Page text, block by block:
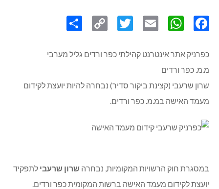
Link
כפרניק אתר אינטרנט קהילתי כפר ורדים גליל מערבי
מ.מ. כפר ורדים
שרון שרעבי (קצינת ביקור סדיר) נבחרה להיות יועצת לקידום
מעמד האישה במ.מ. כפר ורדים.
במסגרת חוק הרשויות המקומיות, נבחרה שרון שרעבי לתפקיד
יועצת לקידום מעמד האישה ברשות המקומית כפר ורדים.